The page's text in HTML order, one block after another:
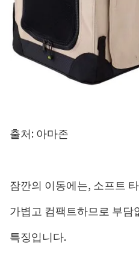
출처: 아마존
잠깐의 이동에는, 소프트
가볍고 컴팩트하므로 부담
특징입니다.